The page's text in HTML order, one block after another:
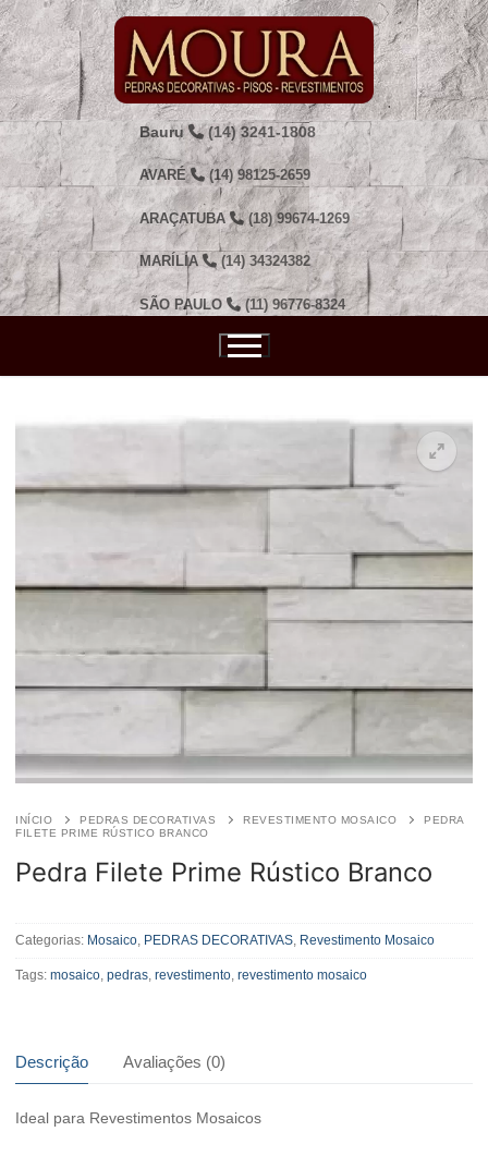
Pular
para
o
conteúdo
Bauru (14) 3241-1808
AVARÉ (14) 98125-2659
ARAÇATUBA (18) 99674-1269
MARÍLIA (14) 34324382
SÃO PAULO (11) 96776-8324
INÍCIO PEDRAS DECORATIVAS REVESTIMENTO MOSAICO
PEDRA
FILETE PRIME RÚSTICO BRANCO
Pedra Filete Prime Rústico Branco
Filete
Rústico
Categorias: Mosaico, PEDRAS DECORATIVAS, Revestimento Mosaico
Tags: mosaico, pedras, revestimento, revestimento mosaico
Descrição Avaliações (0)
Ideal para Revestimentos Mosaicos